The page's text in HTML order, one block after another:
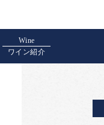
Wine
ワイン紹介